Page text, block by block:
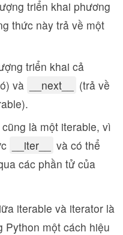
triển khai phương
thức này trả về một
triển khai cả
và __next__
(trả về
là một iterable, vì
__iter__
và có thể
các phần tử của
iterable và iterator là
Python một cách hiệu